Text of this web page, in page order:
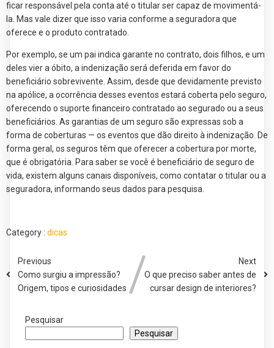
ficar responsável pela conta até o titular ser capaz de movimentá-
la. Mas vale dizer que isso varia conforme a seguradora que
oferece e o produto contratado.
Por exemplo, se um pai indica garante no contrato, dois filhos, e um
deles vier a óbito, a indenização será deferida em favor do
beneficiário sobrevivente. Assim, desde que devidamente previsto
na apólice, a ocorrência desses eventos estará coberta pelo seguro,
oferecendo o suporte financeiro contratado ao segurado ou a seus
beneficiários. As garantias de um seguro são expressas sob a
forma de coberturas — os eventos que dão direito à indenização. De
forma geral, os seguros têm que oferecer a cobertura por morte,
que é obrigatória. Para saber se você é beneficiário de seguro de
vida, existem alguns canais disponíveis, como contatar o titular ou a
seguradora, informando seus dados para pesquisa.
Category : dicas
Previous
Como surgiu a impressão?
Origem, tipos e curiosidades
Next
O que preciso saber antes de
cursar design de interiores?
Pesquisar
Pesquisar